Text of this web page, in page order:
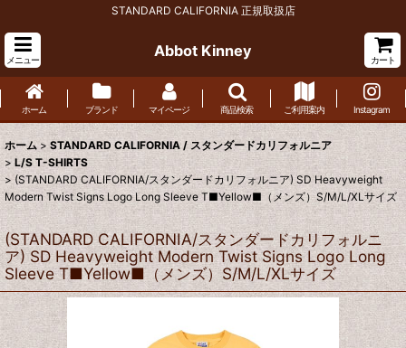
STANDARD CALIFORNIA 正規取扱店
メニュー
Abbot Kinney
カート
ホーム ブランド マイページ 商品検索 ご利用案内 Instagram
ホーム > STANDARD CALIFORNIA / スタンダードカリフォルニア
> L/S T-SHIRTS
> (STANDARD CALIFORNIA/スタンダードカリフォルニア) SD Heavyweight
Modern Twist Signs Logo Long Sleeve T■Yellow■（メンズ）S/M/L/XLサイズ
(STANDARD CALIFORNIA/スタンダードカリフォルニ
ア) SD Heavyweight Modern Twist Signs Logo Long
Sleeve T■Yellow■（メンズ）S/M/L/XLサイズ